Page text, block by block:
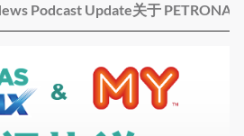
Podcast Update关于 PETRONAS